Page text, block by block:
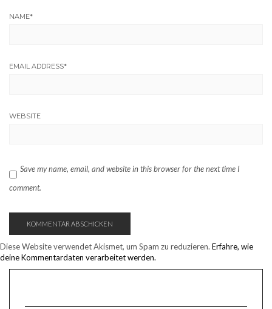
NAME*
EMAIL ADDRESS*
WEBSITE
Save my name, email, and website in this browser for the next time I
comment.
Diese Website verwendet Akismet, um Spam zu reduzieren. Erfahre, wie
deine Kommentardaten verarbeitet werden.